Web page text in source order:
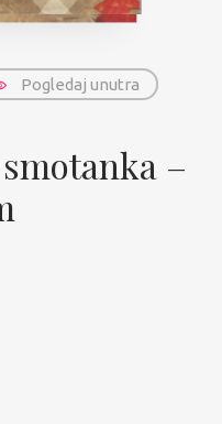
Pogledaj unutra
–